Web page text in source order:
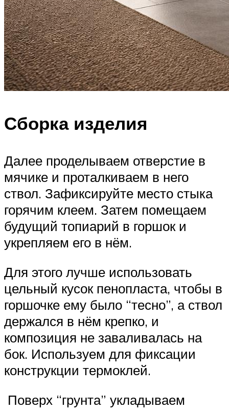
Сборка изделия
Далее проделываем отверстие в
мячике и проталкиваем в него
ствол. Зафиксируйте место стыка
горячим клеем. Затем помещаем
будущий топиарий в горшок и
укрепляем его в нём.
Для этого лучше использовать
цельный кусок пенопласта, чтобы в
горшочке ему было “тесно”, а ствол
держался в нём крепко, и
композиция не заваливалась на
бок. Используем для фиксации
конструкции термоклей.
Поверх “грунта” укладываем